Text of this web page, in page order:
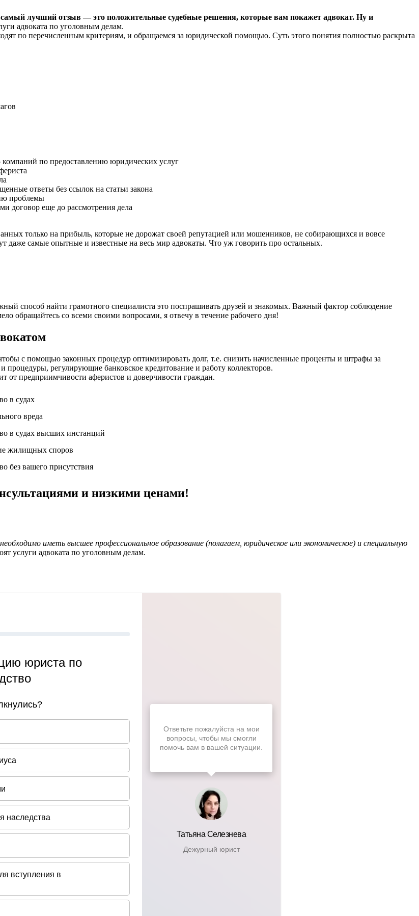
лучший отзыв — это положительные судебные решения, которые вам покажет адвокат. Ну и
адвоката по уголовным делам.
по перечисленным критериям, и обращаемся за юридической помощью. Суть этого понятия полностью раскрыта
по предоставлению юридических услуг
ответы без ссылок на статьи закона
проблемы
договор еще до рассмотрения дела
только на прибыль, которые не дорожат своей репутацией или мошенников, не собирающихся и вовсе
даже самые опытные и известные на весь мир адвокаты. Что уж говорить про остальных.
способ найти грамотного специалиста это поспрашивать друзей и знакомых. Важный фактор соблюдение
обращайтесь со всеми своими вопросами, я отвечу в течение рабочего дня!
с помощью законных процедур оптимизировать долг, т.е. снизить начисленные проценты и штрафы за
регулирующие банковское кредитование и работу коллекторов.
от предприимчивости аферистов и доверчивости граждан.
в судах
вреда
в судах высших инстанций
жилищных споров
без вашего присутствия
и низкими ценами!
иметь высшее профессиональное образование (полагаем, юридическое или экономическое) и специальную
услуги адвоката по уголовным делам.